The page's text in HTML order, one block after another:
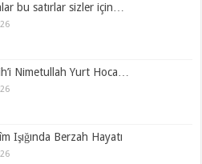
bu satırlar sizler için…
Nimetullah Yurt Hoca…
Işığında Berzah Hayatı